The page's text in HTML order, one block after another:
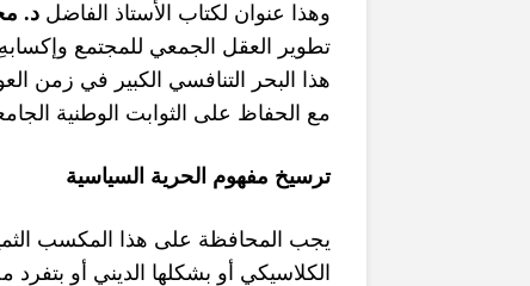
وهذا عنوان لكتاب الأستاذ الفاضل د.
تطوير العقل الجمعي للمجتمع
هذا البحر التنافسي الكبير في زمن
مع الحفاظ على الثوابت الوطنية
ترسيخ مفهوم الحرية السياسية
يجب المحافظة على هذا المكسب
الكلاسيكي أو بشكلها الديني أو